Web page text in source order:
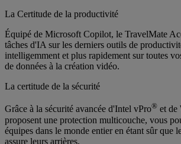
La Certitude de la productivité
Équipé de Microsoft Copilot, le TravelMate
tâches d'IA sur les derniers outils de
intelligemment et plus rapidement sur toutes
de données à la création vidéo.
La certitude de la sécurité
Grâce à la sécurité avancée d'Intel vPro® et de
proposent une protection multicouche, vous
équipes dans le monde entier en étant sûr que
assure leurs arrières.